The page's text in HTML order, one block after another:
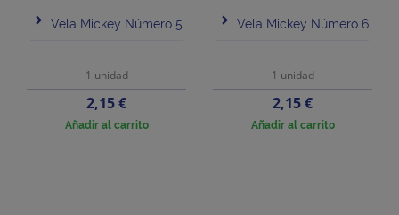
Vela Mickey Número 5
1 unidad
Precio
2,15 €
Añadir al carrito
Vela Mickey Número 6
1 unidad
Precio
2,15 €
Añadir al carrito